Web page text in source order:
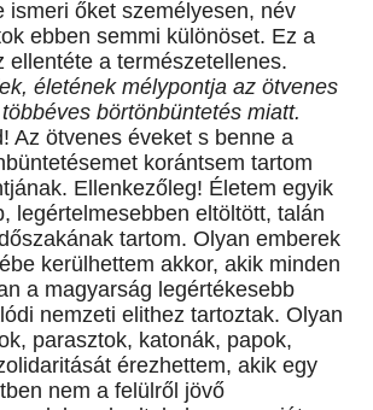
ismeri őket személyesen, név
ebben semmi különöset. Ez a
ellentéte a természetellenes.
életének mélypontja az ötvenes
börtönbüntetés miatt.
Az ötvenes éveket s benne a
korántsem tartom
Ellenkezőleg! Életem egyik
legértelmesebben eltöltött, talán
tartom. Olyan emberek
kerülhettem akkor, akik minden
a magyarság legértékesebb
nemzeti elithez tartoztak. Olyan
parasztok, katonák, papok,
érezhettem, akik egy
nem a felülről jövő